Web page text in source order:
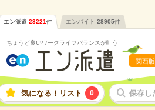
エン派遣 23221件 エンバイト 28905件
ちょうど良いワークライフバランスが叶う
関西版
気になる！リスト 0 保存し